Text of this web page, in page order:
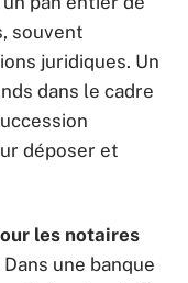
souvent
juridiques. Un
dans le cadre
déposer et
les notaires
une banque